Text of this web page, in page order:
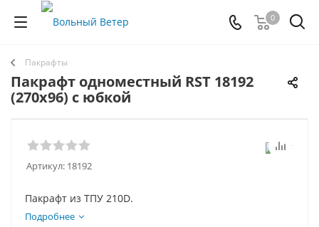
0
Пакрафты
Пакрафт одноместный RST 18192
(270х96) с юбкой
Артикул: 18192
Пакрафт из ТПУ 210D.
Подробнее